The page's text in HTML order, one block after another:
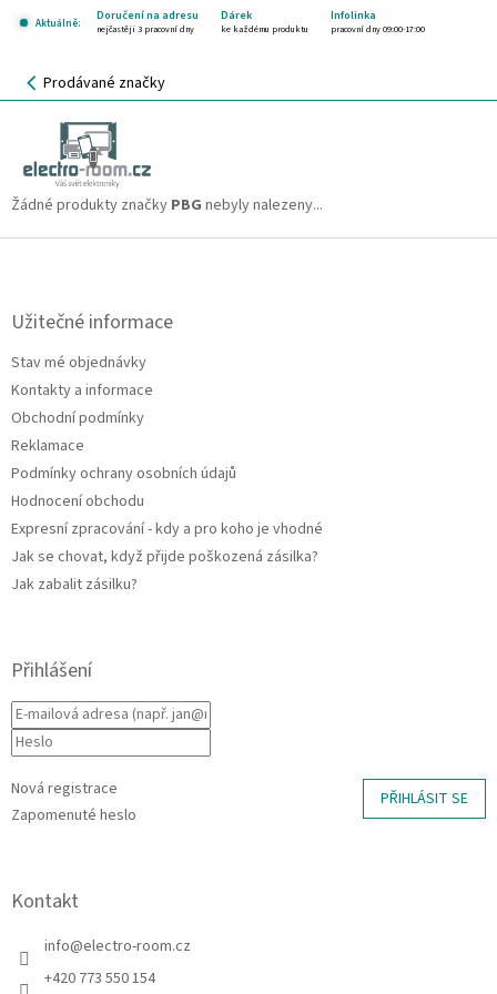
Aktuálně:
Doručení na adresu Dárek Infolinka
nejčastěji 3 pracovní dny ke každému produktu pracovní dny 09:00-17:00
NÁKUPNÍ
KOŠÍK
Prodávané značky
PBG
Žádné produkty značky PBG nebyly nalezeny...
Z
Užitečné informace
Stav mé objednávky
Kontakty a informace
Obchodní podmínky
Reklamace
Podmínky ochrany osobních údajů
Hodnocení obchodu
Expresní zpracování - kdy a pro koho je vhodné
Jak se chovat, když přijde poškozená zásilka?
Jak zabalit zásilku?
Přihlášení
PŘIHLÁSIT SE
Nová registrace
Zapomenuté heslo
Kontakt
info@electro-room.cz
+420 773 550 154